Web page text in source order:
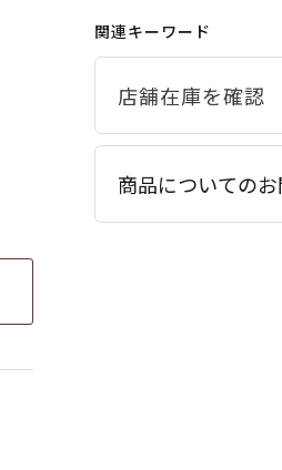
関連キーワード
商品についての